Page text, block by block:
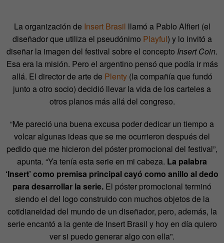
La organización de Insert Brasil llamó a Pablo Alfieri (el
diseñador que utiliza el pseudónimo Playful) y lo invitó a
diseñar la imagen del festival sobre el concepto Insert Coin.
Esa era la misión. Pero el argentino pensó que podía ir más
allá. El director de arte de Plenty(la compañía que fundó
junto a otro socio) decidió llevar la vida de los carteles a
otros planos más allá del congreso.
“Me pareció una buena excusa poder dedicar un tiempo a
volcar algunas ideas que se me ocurrieron después del
pedido que me hicieron del póster promocional del festival”,
apunta. “Ya tenía esta serie en mi cabeza. La palabra
‘Insert’ como premisa principal cayó como anillo al dedo
para desarrollar la serie. El póster promocional terminó
siendo el del logo construido con muchos objetos de la
cotidianeidad del mundo de un diseñador, pero, además, la
serie encantó a la gente de Insert Brasil y hoy en día quiero
ver si puedo generar algo con ella”.